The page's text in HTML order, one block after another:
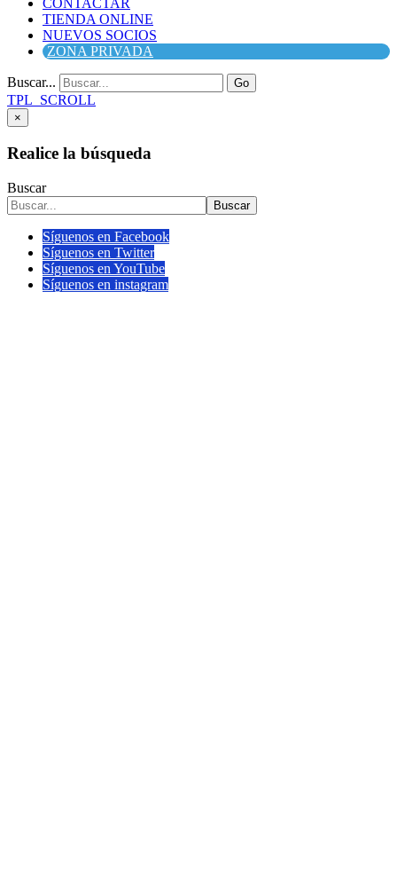
CONTACTAR
TIENDA ONLINE
NUEVOS SOCIOS
ZONA PRIVADA
Buscar... Go
TPL_SCROLL
×
Realice la búsqueda
Buscar
Buscar
Síguenos en Facebook
Síguenos en Twitter
Síguenos en YouTube
Síguenos en instagram